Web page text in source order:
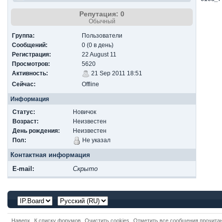
Репутация: 0
Обычный
Группа:
Пользователи
Сообщений:
0 (0 в день)
Регистрация:
22 August 11
Просмотров:
5620
Активность:
21 Sep 2011 18:51
Сейчас:
Offline
Информация
Статус:
Новичок
Возраст:
Неизвестен
День рождения:
Неизвестен
Пол:
Не указал
Контактная информация
E-mail:
Скрыто
Наверх К списку форумов Очистить cookies Отметить все сообщения